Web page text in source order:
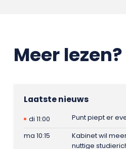
Meer lezen?
Laatste nieuws
di 11:00
Punt piept er
ma 10:15
Kabinet wil
nuttige